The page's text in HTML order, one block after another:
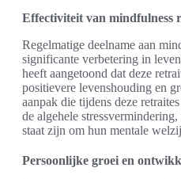
Effectiviteit van mindfulness
Regelmatige deelname aan
significante verbetering in
heeft aangetoond dat deze
positievere levenshouding en
aanpak die tijdens deze
de algehele
staat zijn om hun mentale
Persoonlijke groei en